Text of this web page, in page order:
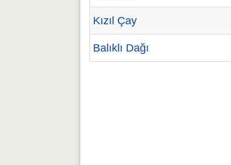
Kızıl Çay
Balıklı Dağı